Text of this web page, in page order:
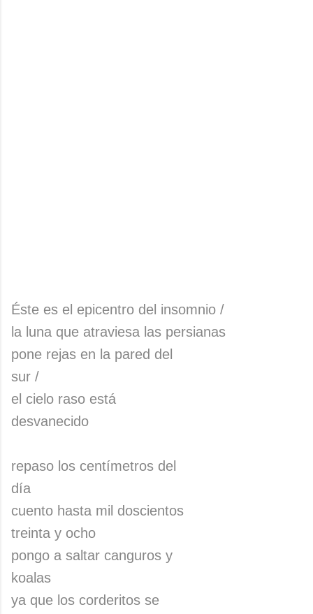
Éste es el epicentro del insomnio /
la luna que atraviesa las persianas
pone rejas en la pared del
sur /
el cielo raso está
desvanecido
repaso los centímetros del
día
cuento hasta mil doscientos
treinta y ocho
pongo a saltar canguros y
koalas
ya que los corderitos se